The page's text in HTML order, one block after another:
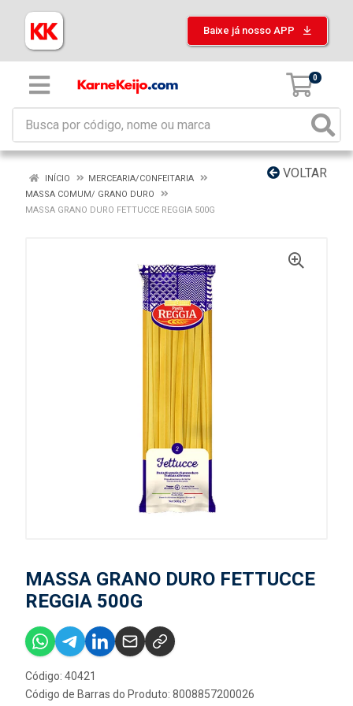
Baixe já nosso APP
0
VOLTAR
INÍCIO
MERCEARIA/CONFEITARIA
MASSA COMUM/ GRANO DURO
MASSA GRANO DURO FETTUCCE REGGIA 500G
MASSA GRANO DURO FETTUCCE
REGGIA 500G
Código: 40421
Código de Barras do Produto: 8008857200026